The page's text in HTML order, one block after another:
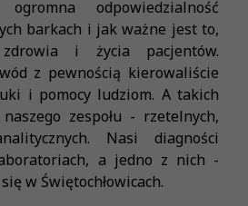
odpowiedzialność
barkach i jak ważne jest to,
i życia pacjentów.
z pewnością kierowaliście
i pomocy ludziom. A takich
zespołu - rzetelnych,
Nasi diagności
a jedno z nich -
w Świętochłowicach.